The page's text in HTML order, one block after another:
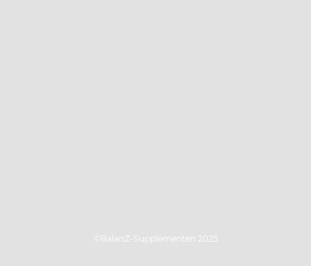
©BalanZ-Supplementen 2025